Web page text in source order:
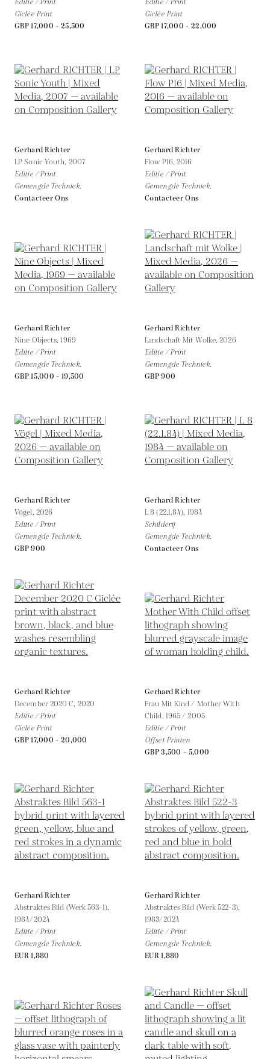
Giclée Print
GBP 17,000 - 25,500
Giclée Print
GBP 17,000 - 22,000
Gerhard Richter
LP Sonic Youth, 2007
Editie / Print
Gemengde Techniek.
Contacteer Ons
Gerhard Richter
Flow P16, 2016
Editie / Print
Gemengde Techniek.
Contacteer Ons
Gerhard Richter
Nine Objects,1969
Editie / Print
Gemengde Techniek.
GBP 15,000 - 19,500
Gerhard Richter
Landschaft Mit Wolke,2026
Editie / Print
Gemengde Techniek.
GBP 900
Gerhard Richter
Vögel, 2026
Editie / Print
Gemengde Techniek.
GBP 900
Gerhard Richter
L 8 (22.1.84), 1984
Schilderij
Gemengde Techniek.
Contacteer Ons
Gerhard Richter
December 2020 C, 2020
Editie / Print
Giclée Print
GBP 17,000 - 20,000
Gerhard Richter
Frau Mit Kind / Mother With
Child, 1965 / 2005
Editie / Print
Offset Printen
GBP 3,500 - 5,000
Gerhard Richter
Abstraktes Bild (Werk 563-1),
1984/2024
Editie / Print
Gemengde Techniek.
EUR 1,880
Gerhard Richter
Abstraktes Bild (Werk 522-3),
1983/2024
Editie / Print
Gemengde Techniek.
EUR 1,880